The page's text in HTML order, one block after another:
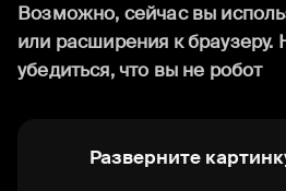
Возможно, сейчас вы
или расширения к
убедиться, что вы не робот
Разверните